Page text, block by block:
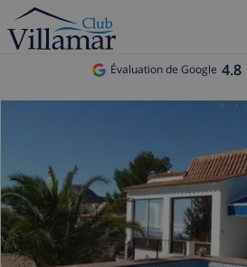
Évaluation de Google 4.8